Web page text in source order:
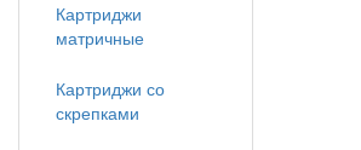
Картриджи
матричные
Картриджи со
скрепками